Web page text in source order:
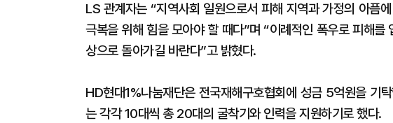
LS 관계자는 “지역사회 일원으로서 피해 지역과 가정의 아픔
극복을 위해 힘을 모아야 할 때다”며 “이례적인 폭우로 피해
상으로 돌아가길 바란다”고 밝혔다.
HD현대1%나눔재단은 전국재해구호협회에 성금 5억원을 기
는 각각 10대씩 총 20대의 굴착기와 인력을 지원하기로 했다.